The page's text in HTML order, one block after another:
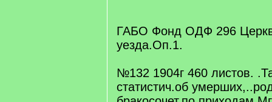
ГАБО Фонд ОДФ 296
уезда.Оп.1.
№132 1904г 460 листов.
статистич.об